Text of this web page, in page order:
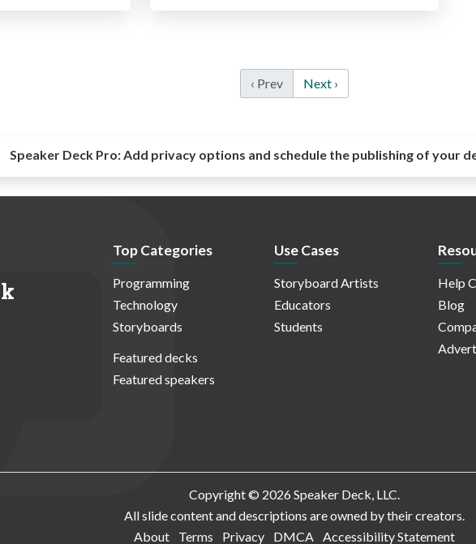
‹ Prev Next ›
Speaker Deck Pro:Add privacy options and schedule the publishing of your
Top Categories
Programming
Technology
Storyboards
Featured decks
Featured speakers
Use Cases
Storyboard Artists
Educators
Students
Help
Blog
Copyright © 2026 Speaker Deck, LLC.
All slide content and descriptions are owned by their creators.
About
Terms Privacy DMCA Accessibility Statement